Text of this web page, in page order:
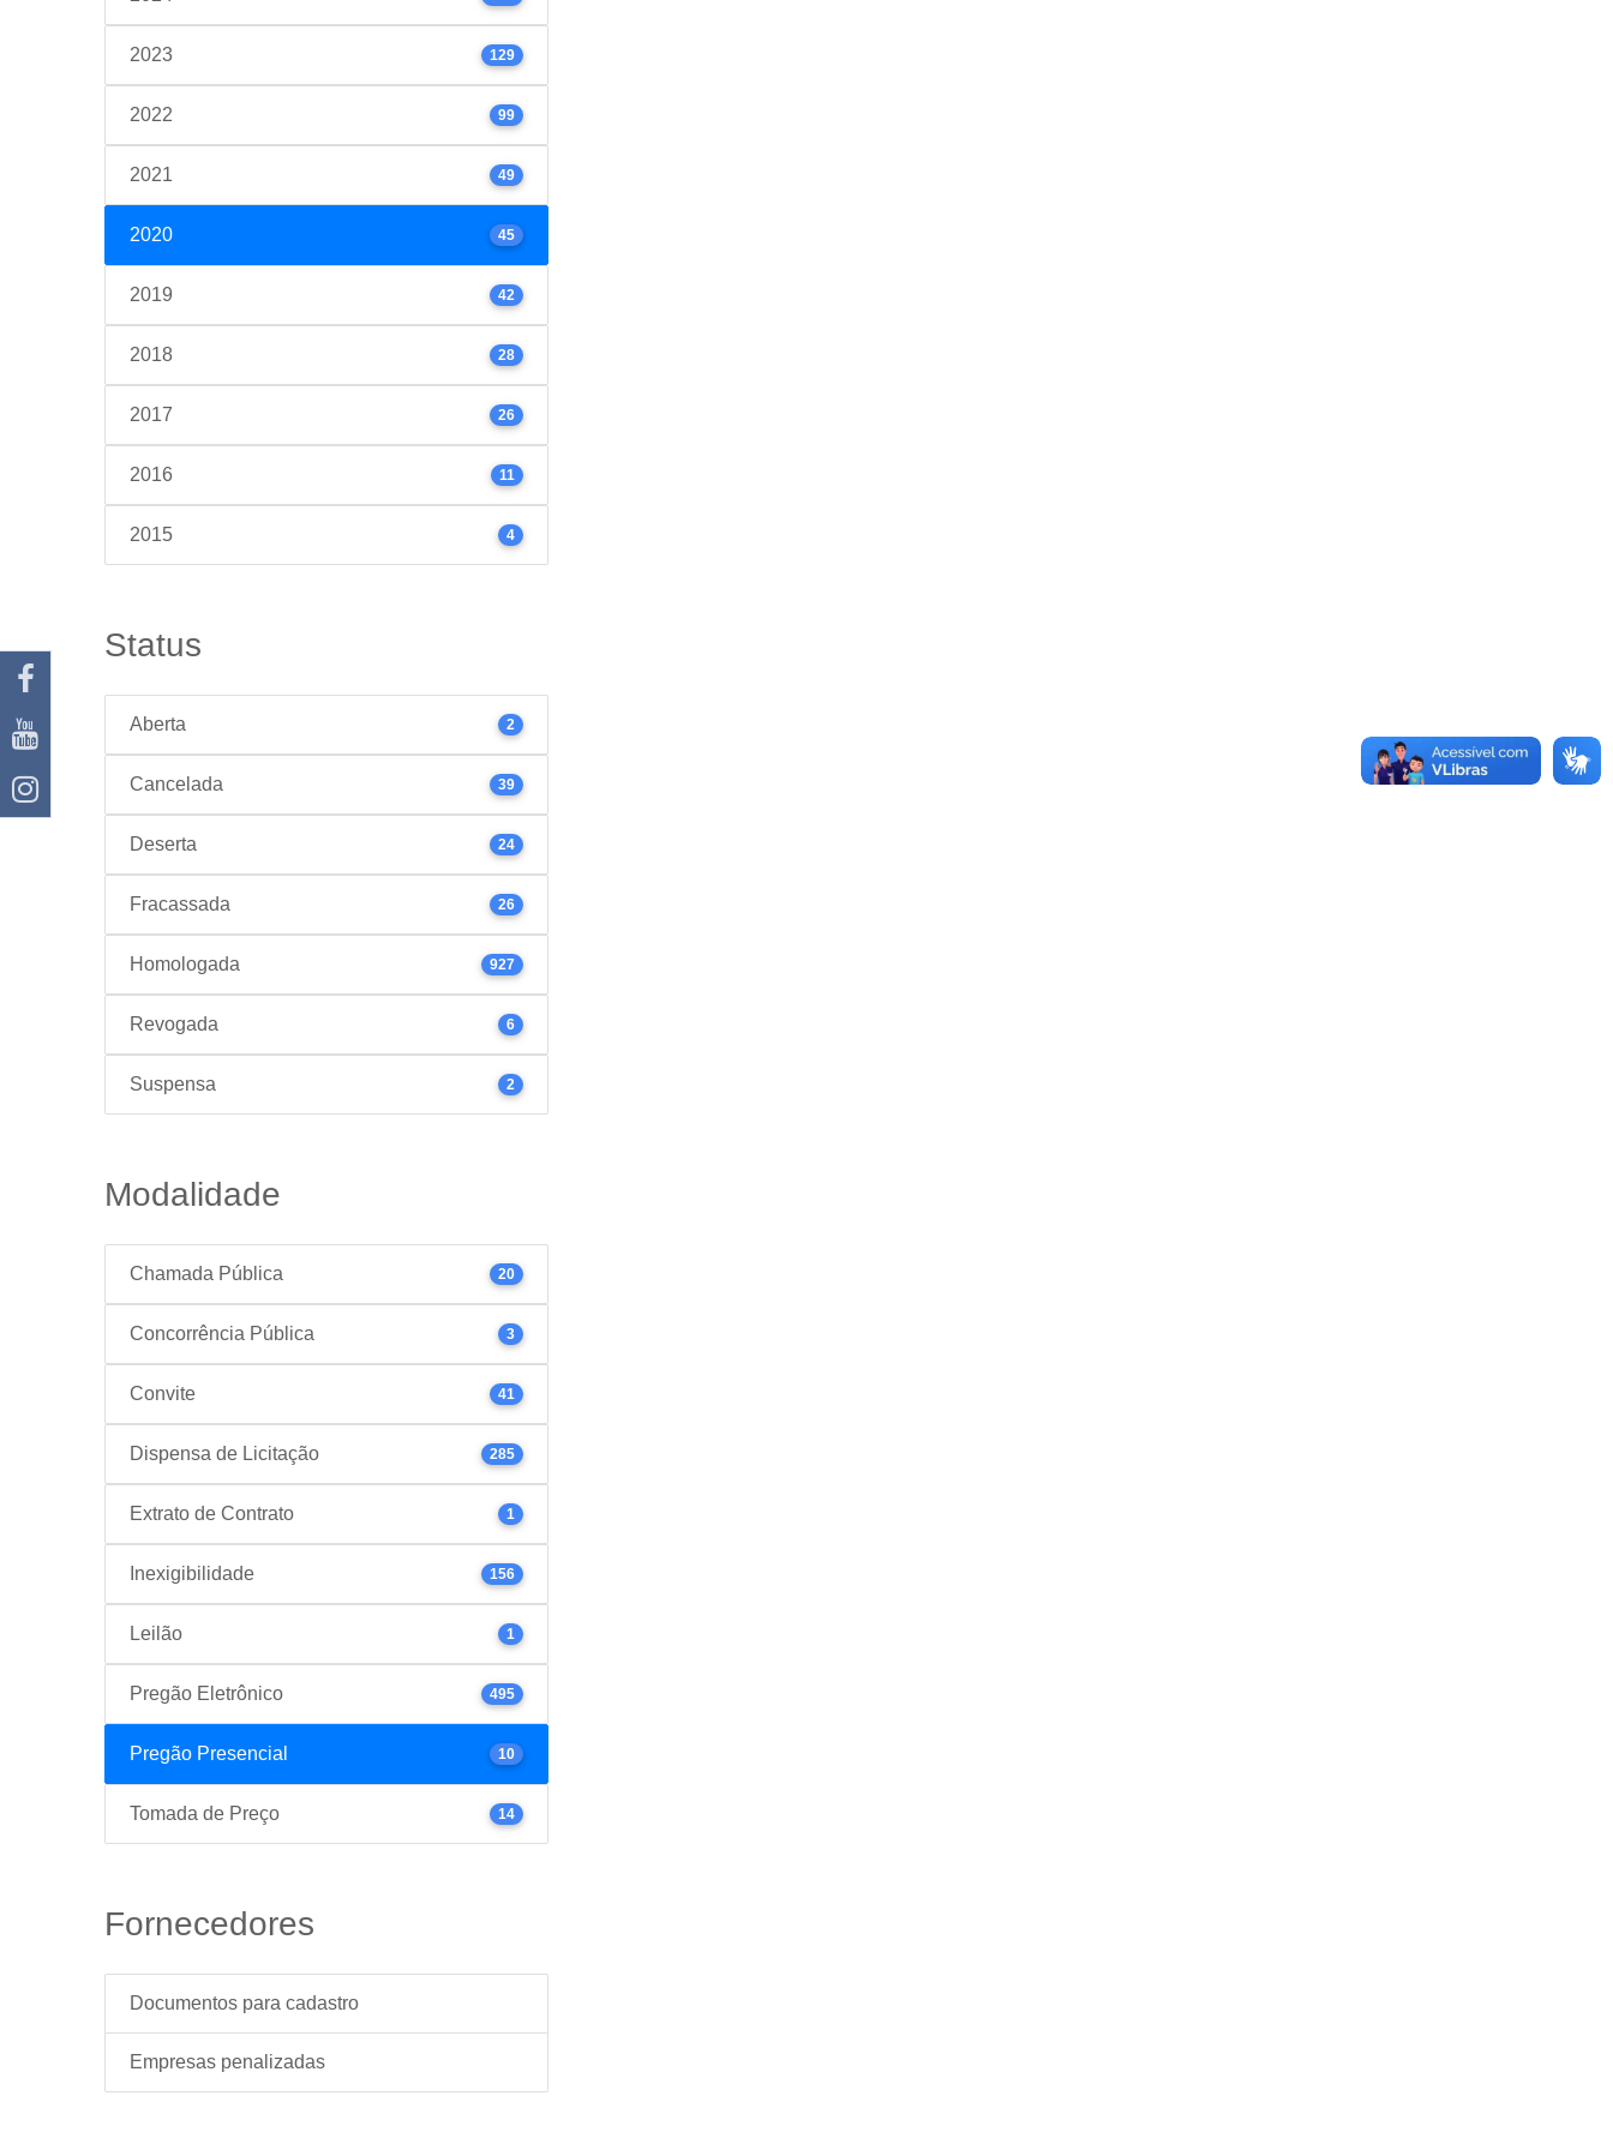
2023 129
2022 99
2021 49
2020 45
2019 42
2018 28
2017 26
2016 11
2015 4
Status
Aberta 2
Cancelada 39
Deserta 24
Fracassada 26
Homologada 927
Revogada 6
Suspensa 2
Modalidade
Chamada Pública 20
Concorrência Pública 3
Convite 41
Dispensa de Licitação 285
Extrato de Contrato 1
Inexigibilidade 156
Leilão 1
Pregão Eletrônico 495
Pregão Presencial 10
Tomada de Preço 14
Fornecedores
Documentos para cadastro
Empresas penalizadas